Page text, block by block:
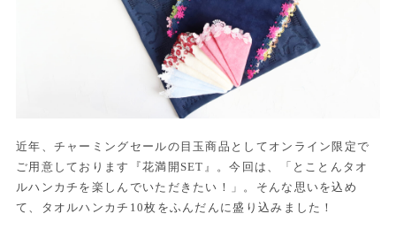
近年、チャーミングセールの目玉商品としてオンライン限定で
ご用意しております『花満開SET』。今回は、「とことんタオ
ルハンカチを楽しんでいただきたい！」。そんな思いを込め
て、タオルハンカチ10枚をふんだんに盛り込みました！